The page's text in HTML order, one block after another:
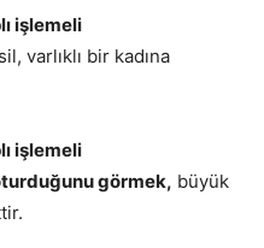
işlemeli
varlıklı bir kadına
işlemeli
görmek, büyük